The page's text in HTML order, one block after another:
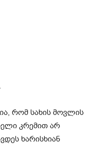
რომ სახის მოვლის
კრემით არ
ხარისხიან